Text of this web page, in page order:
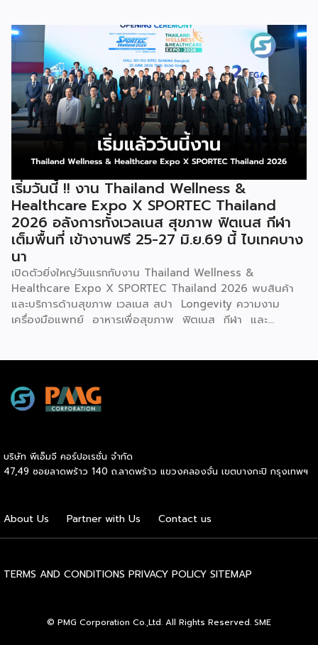
ทั้งเงินอุดหนุน พื้นที่ค้าขาย แหล่งเงินทุน และการเชื่อมโยงตลาด
ดิจิทัล เพื่อสร้างอาชีพ เพิ่มรายได้ และเสริมความเข้มแข็งให้
เศรษฐกิจฐานราก นางศุภจี สุธรรมพันธุ์ รองนายกรัฐมนตรีและ
รัฐมนตรีว่าการกระทรวงพาณิชย์ เป็นประธานเปิดโครงการ “ไทย
ช่วยไทย แฟรนไชส์สร้างอาชีพ พลัส” ณ ห้องบุรฉัตรไชยากร
สำนักงานปลัดกระทรวงพาณิชย์ โดยมีนายนภินทร ศรีสรรพางค์
รัฐมนตรีประจำสำนักนายกรัฐมนตรี ผู้กำกับดูแลสำนักงานส่ง
เสริมวิสาหกิจขนาดกลางและขนาดย่อม (สสว.) พร้อมผู้บริหาร
หน่วยงานภาครัฐ ภาคเอกชน และผู้ประกอบธุรกิจแฟรนไชส์เข้า
ร่วม นางศุภจี กล่าวว่า โครงการนี้เกิดจากความร่วมมือระหว่าง
กระทรวงพาณิชย์ และ สสว. ภายใต้นโยบายของรัฐบาลที่มุ่งดูแล
ค่าครองชีพของประชาชนควบคู่กับการสร้างรายได้ โดยกรม
พัฒนาธุรกิจการค้าได้พัฒนาธุรกิจแฟรนไชส์มาอย่างต่อเนื่อง
เพื่อเปิดโอกาสให้ผู้ที่ต้องการมีอาชีพหรือหารายได้เพิ่มเติม
สามารถเริ่มต้นธุรกิจได้ง่ายขึ้นผ่านระบบแฟรนไชส์ ซึ่งปัจจุบันมี
ธุรกิจแฟรนไชส์จดทะเบียนกับกรมพัฒนาธุรกิจการค้ากว่า 500
ราย และได้คัดเลือกแฟรนไชส์มาตรฐานที่มีมูลค่าการลงทุนไม่เกิน
100,000 บาท เข้าร่วมโครงการกว่า […]
เริ่มวันนี้ !! งาน Thailand Wellness &
Healthcare Expo X SPORTEC Thailand
2026 อลังการทั้งเวลเนส สุขภาพ ฟิตเนส กีฬา
เต็มพื้นที่ เข้างานฟรี 25-27 มิ.ย.69 นี้ ไบเทคบาง
นา
เปิดตัวยิ่งใหญ่วันแรกกับงาน Thailand Wellness &
Healthcare Expo X SPORTEC Thailand 2026 พบสินค้า
และบริการด้านสุขภาพ เวลเนส สปา Longevity ความงาม
เครื่องมือแพทย์ อาหารเพื่อสุขภาพ ฟิตเนส กีฬา และ
พร้อมเวทีเจรจาจับคู่ธุรกิจทั้งในและต่างประเทศ งานจัดต่อเนื่อง
ตั้งแต่วันนี้ถึง 27 มิถุนายน 2569 ณ ฮอลล์ 101, 102 ไบเทค
เรือง อดีตรัฐมนตรีว่าการกระทรวงวิทยาศาสตร์และเทคโนโลยี
อดีตรัฐมนตรีว่าการกระทรวงอุตสาหกรรม กรรมการสำนักงานส่ง
“ประเทศไทยมีฐานแข็งแกร่งในเรื่องอุตสาหกรรมการแพทย์และสุข
ภาวะติดอันดับต้นๆ ในระดับโลก รัฐบาลจึงได้กำหนดให้สุขภาวะ
การขับเคลื่อนเศรษฐกิจมูลค่าสูงของประเทศ ผมมั่นใจว่างาน […]
บริษัท พีเอ็มจี คอร์ปอเรชั่น จำกัด
47,49 ซอยลาดพร้าว 140 ถ.ลาดพร้าว แขวงคลองจั่น เขตบางกะปิ กรุงเทพฯ
About Us Partner with Us Contact us
TERMS AND CONDITIONS PRIVACY POLICY SITEMAP
© PMG Corporation Co.,Ltd. All Rights Reserved. SME